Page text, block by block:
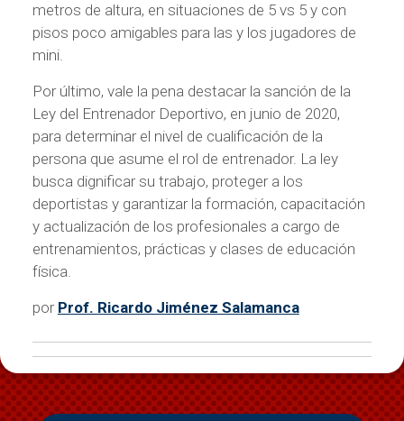
metros de altura, en situaciones de 5 vs 5 y con
pisos poco amigables para las y los jugadores de
mini.
Por último, vale la pena destacar la sanción de la
Ley del Entrenador Deportivo, en junio de 2020,
para determinar el nivel de cualificación de la
persona que asume el rol de entrenador. La ley
busca dignificar su trabajo, proteger a los
deportistas y garantizar la formación, capacitación
y actualización de los profesionales a cargo de
entrenamientos, prácticas y clases de educación
física.
por Prof. Ricardo Jiménez Salamanca